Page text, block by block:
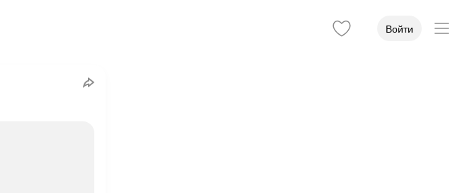
Войти